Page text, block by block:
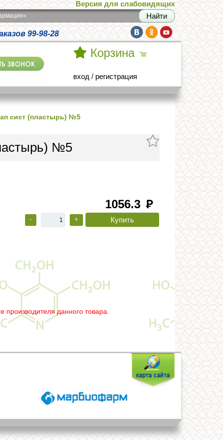
Версия для слабовидящих
99-98-28
Корзина
вход / регистрация
сист (пластырь) №5
№5
1056.3 руб
- +
данного товара.